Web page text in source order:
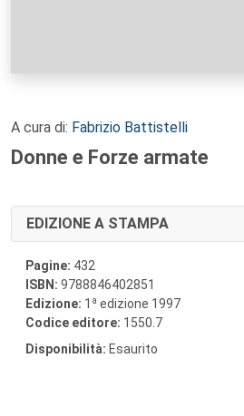
A cura di: Fabrizio Battistelli
Donne e Forze armate
EDIZIONE A STAMPA
Pagine: 432
ISBN: 9788846402851
Edizione: 1 a edizione 1997
Codice editore: 1550.7
Disponibilità: Esaurito